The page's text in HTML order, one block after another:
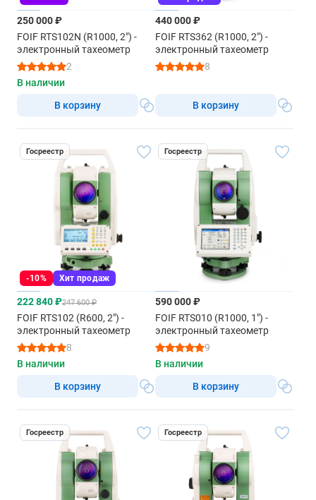
250 000 ₽
FOIF RTS102N (R1000, 2") -
электронный тахеометр
2
В наличии
В корзину
440 000 ₽
FOIF RTS362 (R1000, 2") -
электронный тахеометр
8
В корзину
Госреестр
-10% Хит продаж
222 840 ₽247 600 ₽
FOIF RTS102 (R600, 2") -
электронный тахеометр
8
В наличии
В корзину
Госреестр
590 000 ₽
FOIF RTS010 (R1000, 1") -
электронный тахеометр
9
В наличии
В корзину
Госреестр Госреестр